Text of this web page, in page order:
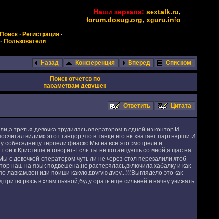
Наши зеркала: sextalk.ru,
forum.dosug.org, xguru.info
Поиск· Регистрация·
Пользователи
Назад Конференция Вперед Списком
Поиск отчетов по
параметрам девушек
Ответить Цитата
третья девочка трудилась оператором в одной из контор.И
видимо этот танцор,что в танце его не хватает партнерши.И
собеседницу терпели фиаско.Мы на все это смотрели и
он к Кристише и говорит-Если ты не потанцуешь со мной,я щас на
с девочкой-оператором чуть ли не через стол перевалили,чтоб
наш на язык подвешена,не растерялась,включила хабалку и как
лавкам,вон иди поищи какую другую дуру...)))Выглядело это как
в хлам пьяной,буду орать еще сильней и начну унижать